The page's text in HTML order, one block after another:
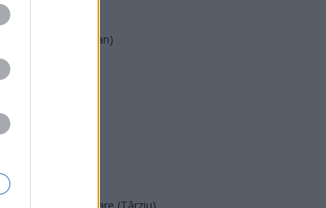
(Tomac)
Dreptei (L. Orban)
(Șoșoacă)
(Peia)